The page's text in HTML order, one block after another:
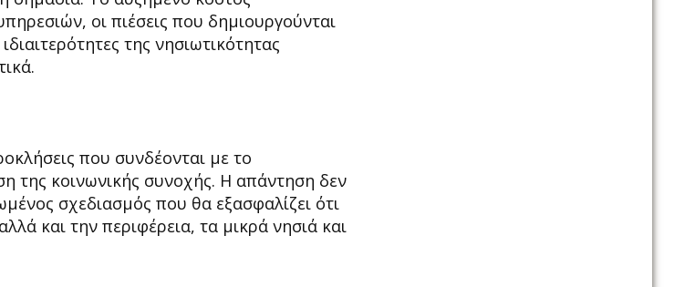
οι πιέσεις που δημιουργούνται
της νησιωτικότητας
που συνδέονται με το
της κοινωνικής συνοχής. Η απάντηση δεν
σχεδιασμός που θα εξασφαλίζει ότι
και την περιφέρεια, τα μικρά νησιά και